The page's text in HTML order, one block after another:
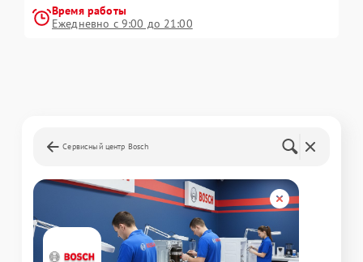
Время работы
Ежедневно с 9:00 до 21:00
Сервисный центр Bosch